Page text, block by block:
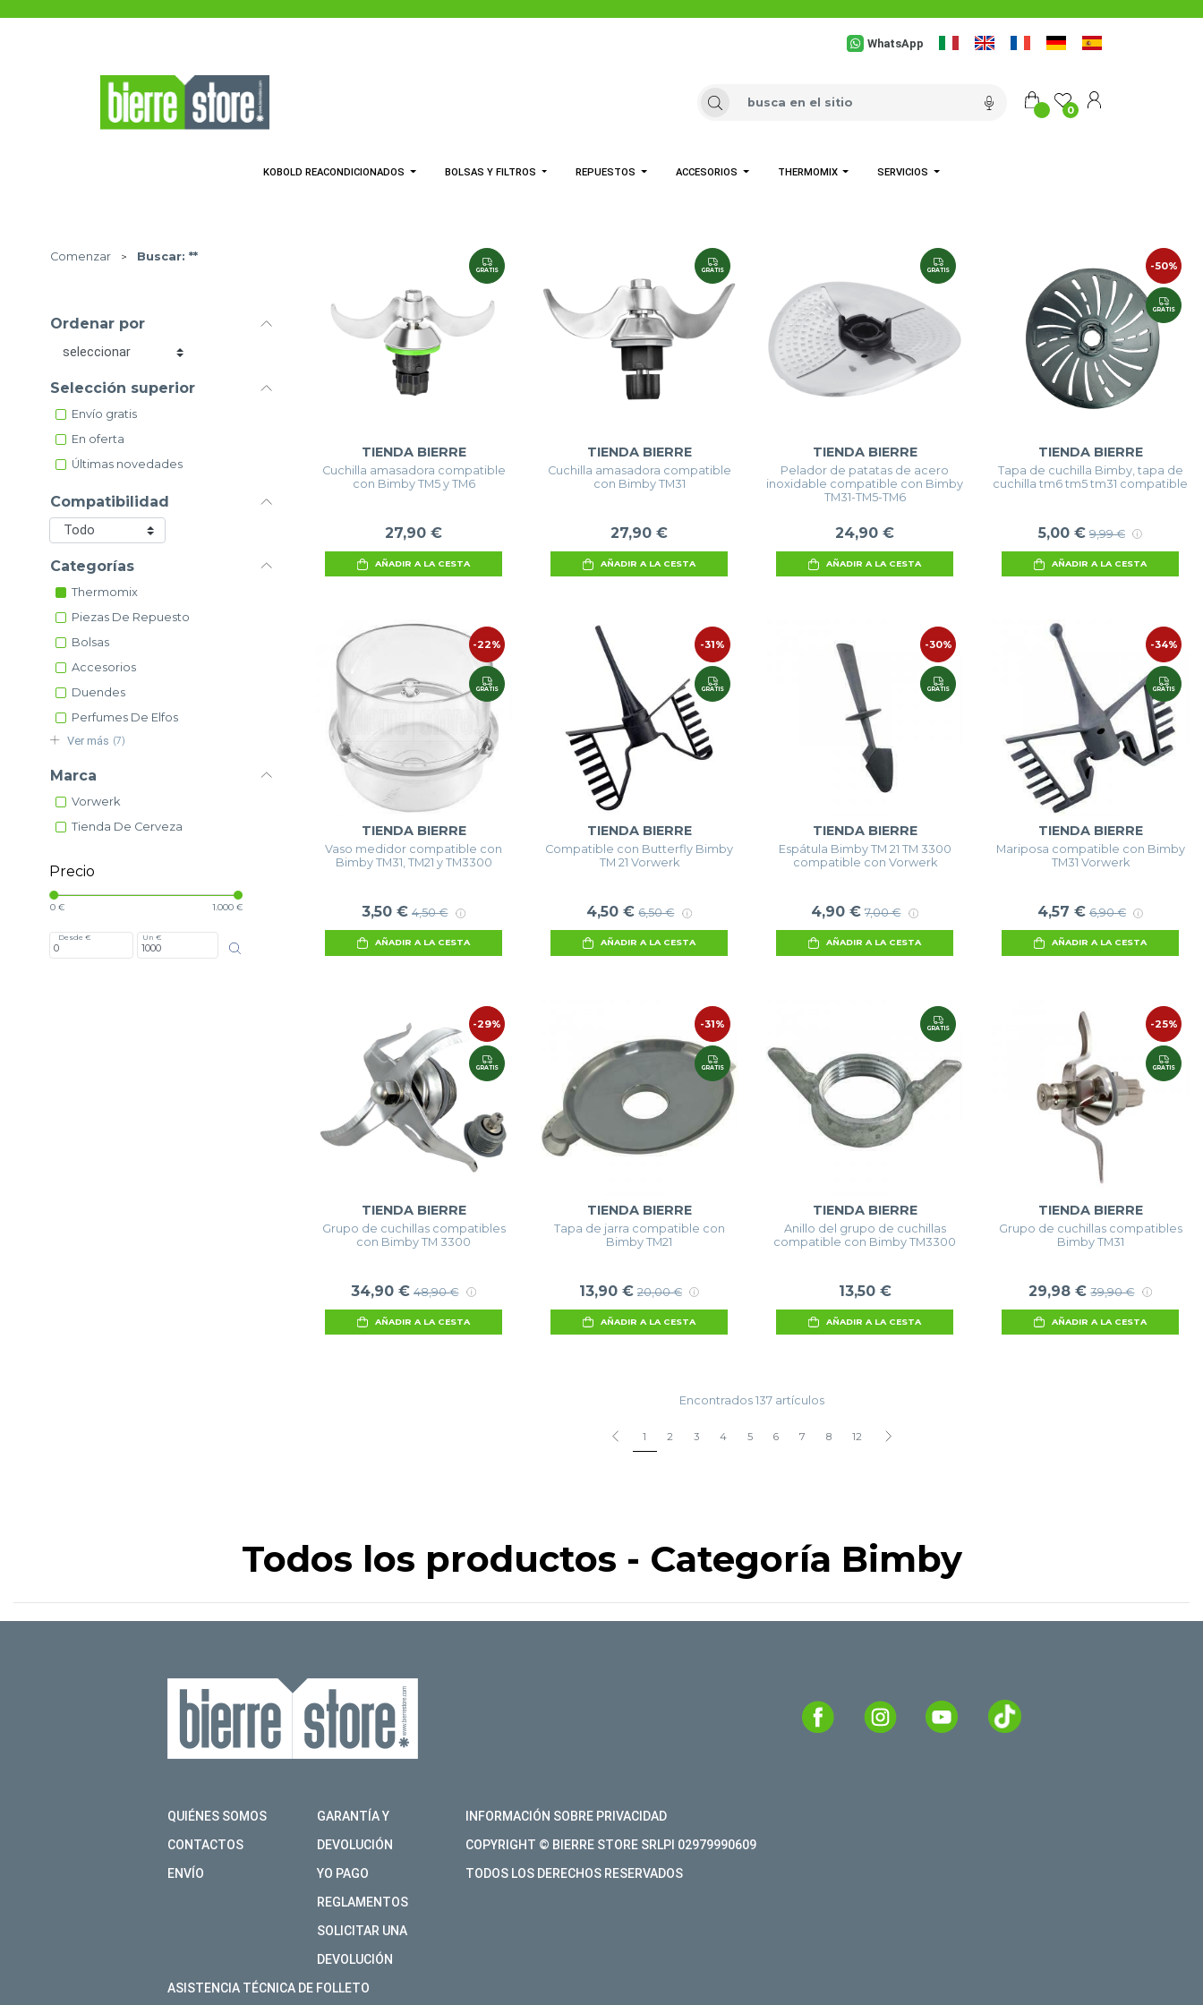
WhatsApp
0
KOBOLD REACONDICIONADOS BOLSAS Y FILTROS REPUESTOS ACCESORIOS THERMOMIX SERVICIOS
Comenzar > Buscar: **
Ordenar por
Ordenar por
Selección superior
Envío gratis
En oferta
Últimas novedades
Compatibilidad
Categorías
Thermomix
Piezas De Repuesto
Bolsas
Accesorios
Duendes
Perfumes De Elfos
Ver más (7)
Marca
Vorwerk
Tienda De Cerveza
Precio
0 € 1.000 €
Desde € Un €
GRATIS
TIENDA BIERRE
Cuchilla amasadora compatible
con Bimby TM5 y TM6
27,90 €
AÑADIR A LA CESTA
GRATIS
TIENDA BIERRE
Cuchilla amasadora compatible
con Bimby TM31
27,90 €
AÑADIR A LA CESTA
GRATIS
TIENDA BIERRE
Pelador de patatas de acero
inoxidable compatible con Bimby
TM31-TM5-TM6
24,90 €
AÑADIR A LA CESTA
-50%
GRATIS
TIENDA BIERRE
Tapa de cuchilla Bimby, tapa de
cuchilla tm6 tm5 tm31 compatible
5,00 € 9,99 €
AÑADIR A LA CESTA
-22%
GRATIS
TIENDA BIERRE
Vaso medidor compatible con
Bimby TM31, TM21 y TM3300
3,50 € 4,50 €
AÑADIR A LA CESTA
-31%
GRATIS
TIENDA BIERRE
Compatible con Butterfly Bimby
TM 21 Vorwerk
4,50 € 6,50 €
AÑADIR A LA CESTA
-30%
GRATIS
TIENDA BIERRE
Espátula Bimby TM 21 TM 3300
compatible con Vorwerk
4,90 € 7,00 €
AÑADIR A LA CESTA
-34%
GRATIS
TIENDA BIERRE
Mariposa compatible con Bimby
TM31 Vorwerk
4,57 € 6,90 €
AÑADIR A LA CESTA
-29%
GRATIS
TIENDA BIERRE
Grupo de cuchillas compatibles
con Bimby TM 3300
34,90 € 48,90 €
AÑADIR A LA CESTA
-31%
GRATIS
TIENDA BIERRE
Tapa de jarra compatible con
Bimby TM21
13,90 € 20,00 €
AÑADIR A LA CESTA
GRATIS
TIENDA BIERRE
Anillo del grupo de cuchillas
compatible con Bimby TM3300
13,50 €
AÑADIR A LA CESTA
-25%
GRATIS
TIENDA BIERRE
Grupo de cuchillas compatibles
Bimby TM31
29,98 € 39,90 €
AÑADIR A LA CESTA
Encontrados 137 artículos
1 2 3 4 5 6 7 8 12
Todos los productos - Categoría Bimby
QUIÉNES SOMOS
CONTACTOS
ENVÍO
GARANTÍA Y
DEVOLUCIÓN
YO PAGO
REGLAMENTOS
SOLICITAR UNA
DEVOLUCIÓN
INFORMACIÓN SOBRE PRIVACIDAD
COPYRIGHT © BIERRE STORE SRLPI 02979990609
TODOS LOS DERECHOS RESERVADOS
ASISTENCIA TÉCNICA DE FOLLETO